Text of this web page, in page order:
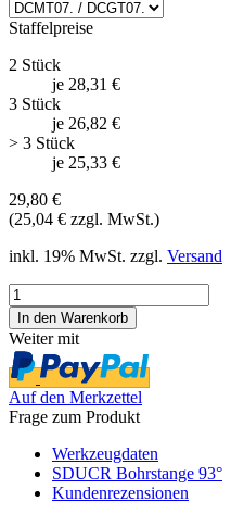
Staffelpreise
2 Stück
je 28,31 €
3 Stück
je 26,82 €
> 3 Stück
je 25,33 €
29,80 €
(25,04 € zzgl. MwSt.)
inkl. 19% MwSt. zzgl. Versand
Weiter mit
Auf den Merkzettel
Frage zum Produkt
Werkzeugdaten
SDUCR Bohrstange 93°
Kundenrezensionen